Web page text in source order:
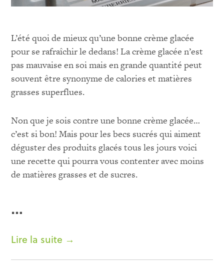
L’été quoi de mieux qu’une bonne crème glacée
pour se rafraîchir le dedans! La crème glacée n’est
pas mauvaise en soi mais en grande quantité peut
souvent être synonyme de calories et matières
grasses superflues.
Non que je sois contre une bonne crème glacée…
c’est si bon! Mais pour les becs sucrés qui aiment
déguster des produits glacés tous les jours voici
une recette qui pourra vous contenter avec moins
de matières grasses et de sucres.
…
Lire la suite →